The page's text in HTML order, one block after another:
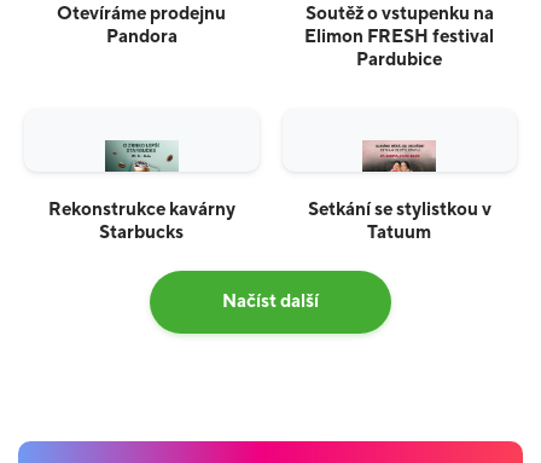
Otevíráme prodejnu
Pandora
Soutěž o vstupenku na
Elimon FRESH festival
Pardubice
Rekonstrukce kavárny
Starbucks
Setkání se stylistkou v
Tatuum
Načíst další